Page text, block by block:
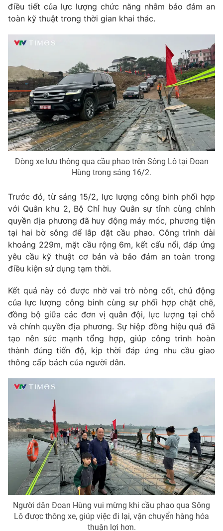
VTV4 Vươn mình bằng AI
Liên hệ tòa soạn English
THỜI BÁO VTV
Cơ quan chủ quản: Đài Truyền hình Việt Nam
Cơ quan báo chí:Thời báo VTV
Giấy phép hoạt động báo in và báo điện tử số 483/GP-BTTTT
cấp ngày 29/12/2023
Tổng Biên tập:Vũ Thanh Thủy
Phó Tổng Biên tập:Nguyễn Thị Mỹ Hạnh, Phạm Quốc Thắng,
Nguyễn Trọng Ninh
Tổng đài VTV:
024.38 355 931 - 024.38 355 932
Ðiện thoại Thời báo VTV:024.66 897 897
Email:toasoan@vtv.vn
Liên hệ quảng cáo:024-7300.7108
® Cấm sao chép dưới mọi hình thức nếu không có sự chấp
thuận bằng văn bản. Ghi rõ nguồn VTV.vn khi phát hành lại
thông tin từ website này.
điều tiết của lực lượng chức năng nhằm bảo đảm an
toàn kỹ thuật trong thời gian khai thác.
Dòng xe lưu thông qua cầu phao trên Sông Lô tại Đoan
Hùng trong sáng 16/2.
Trước đó, từ sáng 15/2, lực lượng công binh phối hợp
với Quân khu 2, Bộ Chỉ huy Quân sự tỉnh cùng chính
quyền địa phương đã huy động máy móc, phương tiện
tại hai bờ sông để lắp đặt cầu phao. Công trình dài
khoảng 229m, mặt cầu rộng 6m, kết cấu nổi, đáp ứng
yêu cầu kỹ thuật cơ bản và bảo đảm an toàn trong
điều kiện sử dụng tạm thời.
Kết quả này có được nhờ vai trò nòng cốt, chủ động
của lực lượng công binh cùng sự phối hợp chặt chẽ,
đồng bộ giữa các đơn vị quân đội, lực lượng tại chỗ
và chính quyền địa phương. Sự hiệp đồng hiệu quả đã
tạo nên sức mạnh tổng hợp, giúp công trình hoàn
thành đúng tiến độ, kịp thời đáp ứng nhu cầu giao
thông cấp bách của người dân.
Người dân Đoan Hùng vui mừng khi cầu phao qua Sông
Lô được thông xe, giúp việc đi lại, vận chuyển hàng hóa
thuận lợi hơn.